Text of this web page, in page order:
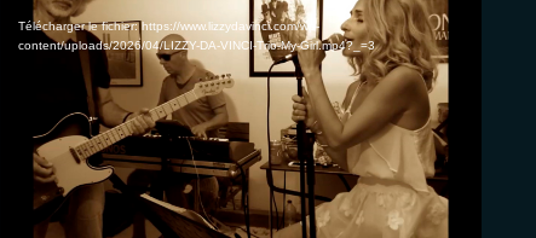
vidéo
Télécharger le fichier: https://www.lizzydavinci.com/wp-
content/uploads/2026/04/LIZZY-DA-VINCI-Trio-My-Girl.mp4?_=3